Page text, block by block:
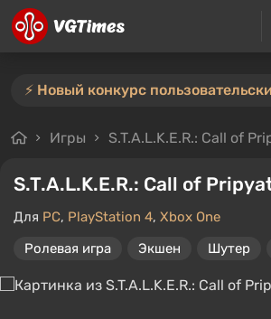
Игры S.T.A.L.K.E.R.: Call of
S.T.A.L.K.E.R.: Call of
Для PC, PlayStation 4, Xbox One
Ролевая игра
Экшен Шутер